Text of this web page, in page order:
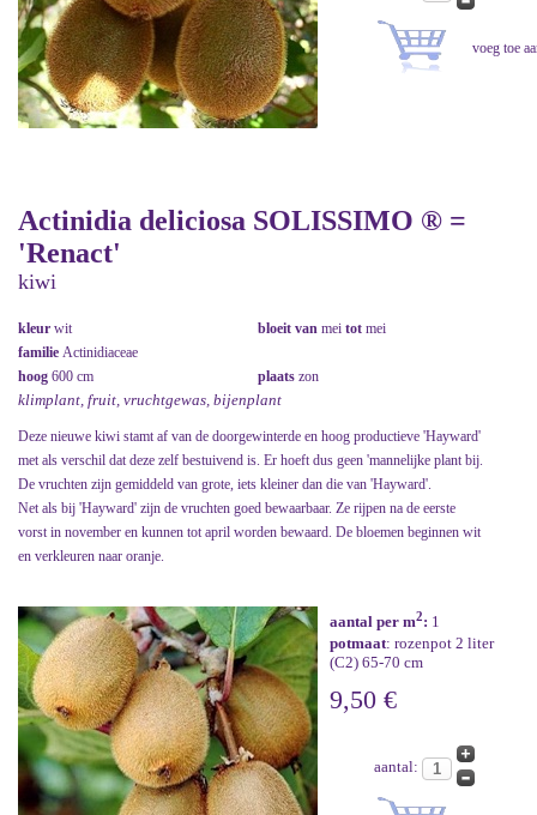
Actinidia deliciosa SOLISSIMO ® =
'Renact'
kiwi
kleur wit bloeit van mei tot mei
familie Actinidiaceae
hoog 600 cm plaats zon
klimplant, fruit, vruchtgewas, bijenplant
Deze nieuwe kiwi stamt af van de doorgewinterde en hoog productieve 'Hayward'
met als verschil dat deze zelf bestuivend is. Er hoeft dus geen 'mannelijke plant bij.
De vruchten zijn gemiddeld van grote, iets kleiner dan die van 'Hayward'.
Net als bij 'Hayward' zijn de vruchten goed bewaarbaar. Ze rijpen na de eerste
vorst in november en kunnen tot april worden bewaard. De bloemen beginnen wit
en verkleuren naar oranje.
aantal per m2: 1
potmaat: rozenpot 2 liter
(C2) 65-70 cm
9,50 €
aantal: